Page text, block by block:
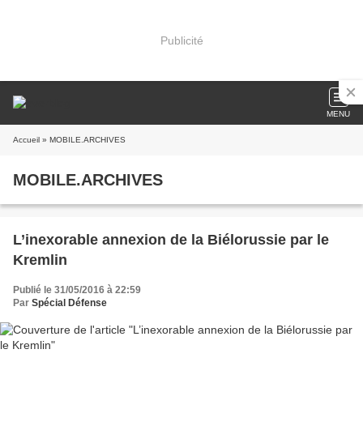
Publicité
MENU
Accueil » MOBILE.ARCHIVES
MOBILE.ARCHIVES
L’inexorable annexion de la Biélorussie par le
Kremlin
Publié le 31/05/2016 à 22:59
Par Spécial Défense